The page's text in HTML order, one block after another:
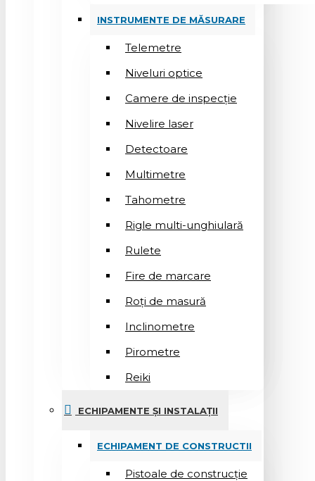
INSTRUMENTE DE MĂSURARE
Telemetre
Niveluri optice
Camere de inspecție
Nivelire laser
Detectoare
Multimetre
Tahometre
Rigle multi-unghiulară
Rulete
Fire de marcare
Roți de masură
Inclinometre
Pirometre
Reiki
ECHIPAMENTE ȘI INSTALAȚII
ECHIPAMENT DE CONSTRUCTII
Pistoale de construcție